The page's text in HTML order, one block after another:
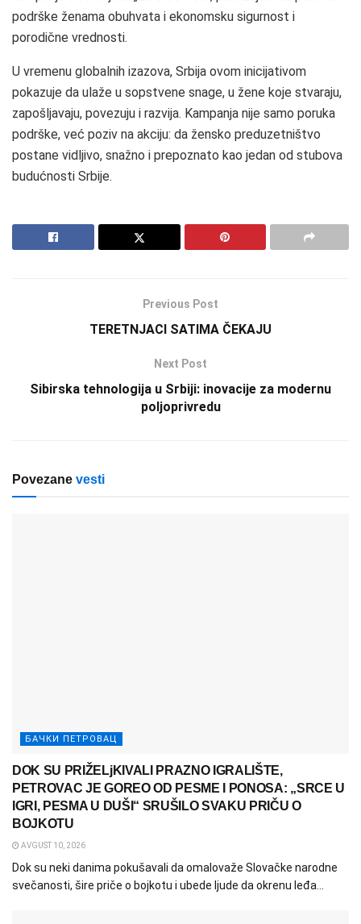
podrške ženama obuhvata i ekonomsku sigurnost i
porodične vrednosti.
U vremenu globalnih izazova, Srbija ovom inicijativom
pokazuje da ulaže u sopstvene snage, u žene koje stvaraju,
zapošljavaju, povezuju i razvija. Kampanja nije samo poruka
podrške, već poziv na akciju: da žensko preduzetništvo
postane vidljivo, snažno i prepoznato kao jedan od stubova
budućnosti Srbije.
Previous Post
TERETNJACI SATIMA ČEKAJU
Next Post
Sibirska tehnologija u Srbiji: inovacije za modernu
poljoprivredu
Povezane vesti
БАЧКИ ПЕТРОВАЦ
DOK SU PRIŽELjKIVALI PRAZNO IGRALIŠTE,
PETROVAC JE GOREO OD PESME I PONOSA: „SRCE U
IGRI, PESMA U DUŠI“ SRUŠILO SVAKU PRIČU O
BOJKOTU
AVGUST 10, 2026
Dok su neki danima pokušavali da omalovaže Slovačke narodne
svečanosti, šire priče o bojkotu i ubede ljude da okrenu leđa...